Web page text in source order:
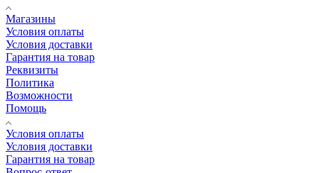
Магазины
Условия оплаты
Условия доставки
Гарантия на товар
Реквизиты
Политика
Возможности
Помощь
Условия оплаты
Условия доставки
Гарантия на товар